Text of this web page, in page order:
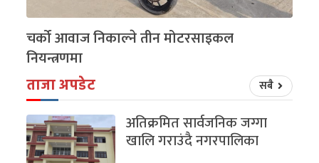
चर्को आवाज निकाल्ने तीन मोटरसाइकल
नियन्त्रणमा
ताजा अपडेट सबै
अतिक्रमित सार्वजनिक जग्गा
खालि गराउंदै नगरपालिका